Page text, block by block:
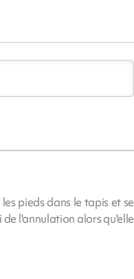
pieds dans le tapis et se
de l'annulation alors qu'elle